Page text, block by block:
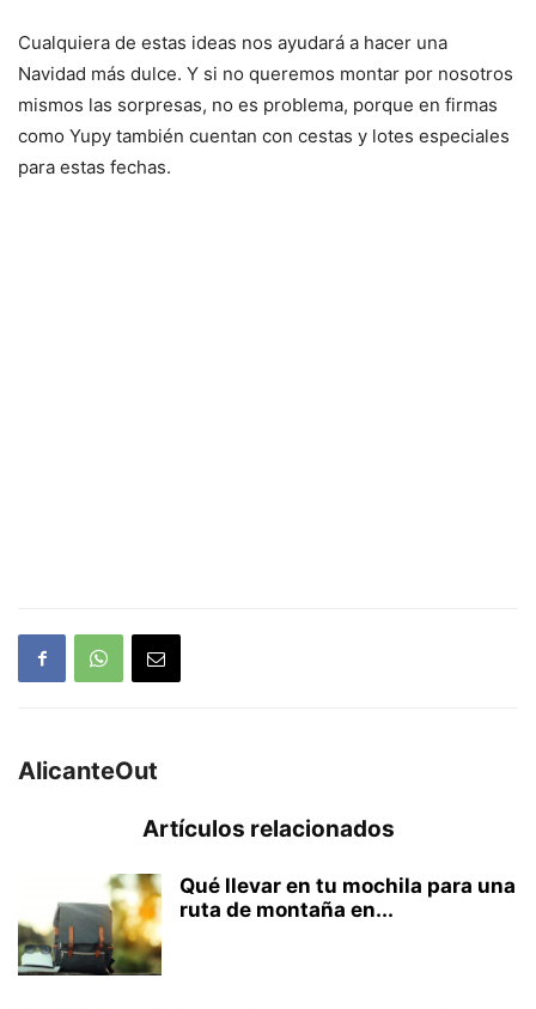
Cualquiera de estas ideas nos ayudará a hacer una
Navidad más dulce. Y si no queremos montar por nosotros
mismos las sorpresas, no es problema, porque en firmas
como Yupy también cuentan con cestas y lotes especiales
para estas fechas.
AlicanteOut
Artículos relacionados
Qué llevar en tu mochila para una
ruta de montaña en...